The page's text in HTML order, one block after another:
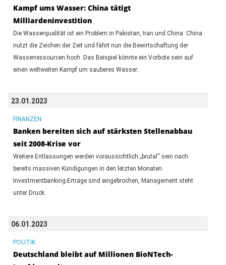
Kampf ums Wasser: China tätigt
Milliardeninvestition
Die Wasserqualität ist ein Problem in Pakistan, Iran und China. China
nutzt die Zeichen der Zeit und fährt nun die Bewirtschaftung der
Wasserressourcen hoch. Das Beispiel könnte ein Vorbote sein auf
einen weltweiten Kampf um sauberes Wasser.
23.01.2023
FINANZEN
Banken bereiten sich auf stärksten Stellenabbau
seit 2008-Krise vor
Weitere Entlassungen werden voraussichtlich „brutal“ sein nach
bereits massiven Kündigungen in den letzten Monaten.
Investmentbanking-Erträge sind eingebrochen, Management steht
unter Druck.
06.01.2023
POLITIK
Deutschland bleibt auf Millionen BioNTech-